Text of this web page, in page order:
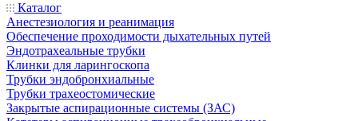
Каталог
Анестезиология и реанимация
Обеспечение проходимости дыхательных путей
Эндотрахеальные трубки
Клинки для ларингоскопа
Трубки эндобронхиальные
Трубки трахеостомические
Закрытые аспирационные системы (ЗАС)